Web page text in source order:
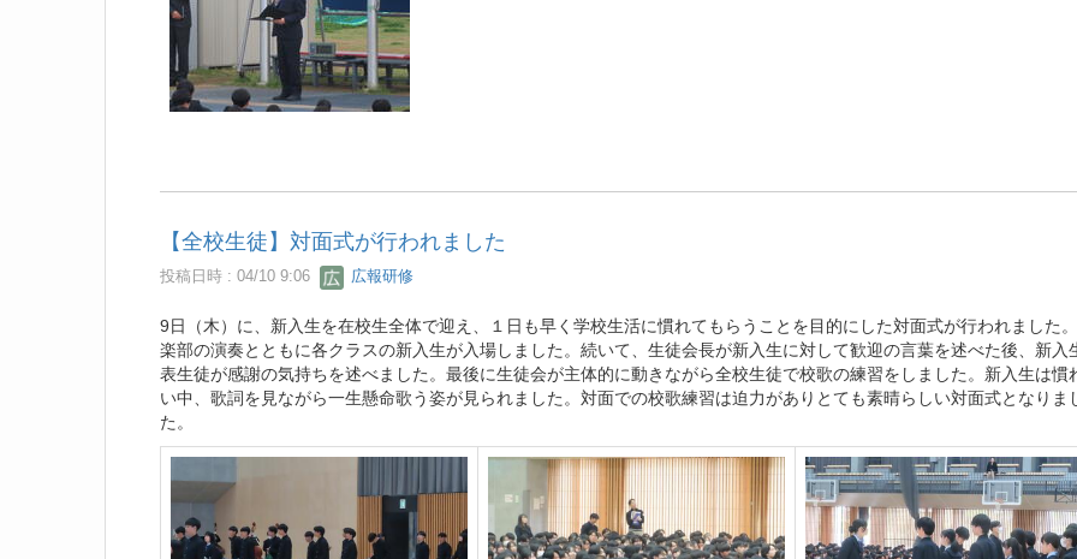
【全校生徒】対面式が行われました
投稿日時 : 04/10 9:06 広報研修
9日（木）に、新入生を在校生全体で迎え、１日も早く学校生活に慣れてもらうことを目的にした対面式が行われました
楽部の演奏とともに各クラスの新入生が入場しました。続いて、生徒会長が新入生に対して歓迎の言葉を述べた後、新入
表生徒が感謝の気持ちを述べました。最後に生徒会が主体的に動きながら全校生徒で校歌の練習をしました。新入生は慣
い中、歌詞を見ながら一生懸命歌う姿が見られました。対面での校歌練習は迫力がありとても素晴らしい対面式となりま
た。